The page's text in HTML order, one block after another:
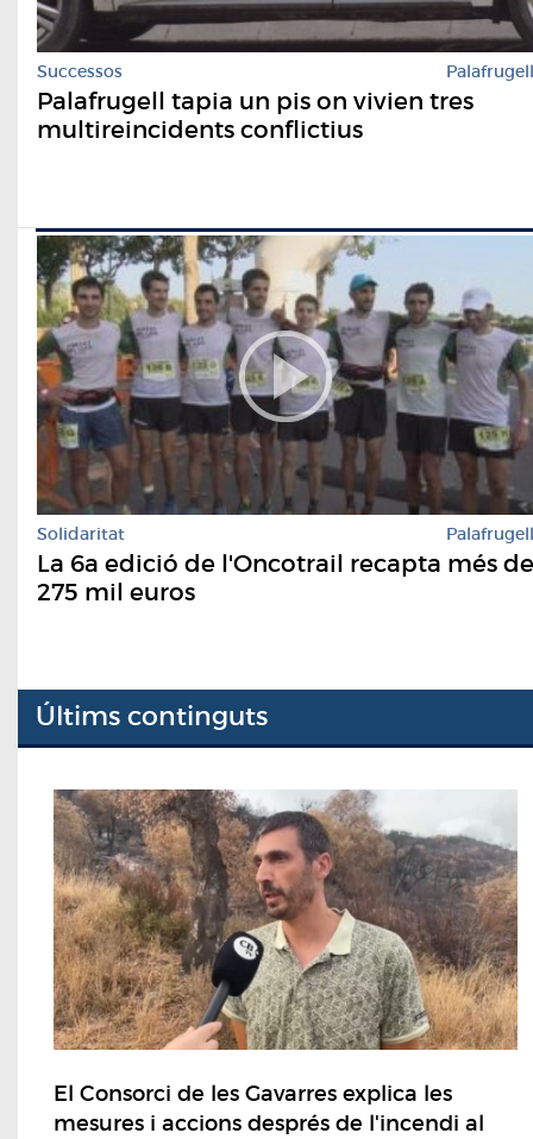
Successos Palafrugell
Palafrugell tapia un pis on vivien tres
multireincidents conflictius
Solidaritat Palafrugell
La 6a edició de l'Oncotrail recapta més de
275 mil euros
Últims continguts
El Consorci de les Gavarres explica les
mesures i accions després de l'incendi al